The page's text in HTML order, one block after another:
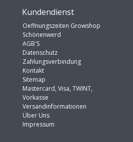
Kundendienst
Oeffnungszeiten Growshop
Schönenwerd
AGB'S
Datenschutz
Zahlungsverbindung
Kontakt
Sitemap
Mastercard, Visa, TWINT,
Vorkasse
Versandinformationen
Über Uns
Impressum